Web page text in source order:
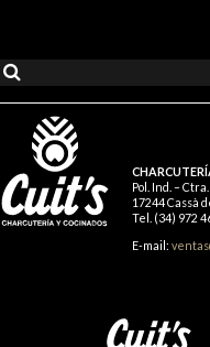
Pol. Ind. –
17244 Cassà
Tel. (34) 972
E-mail: